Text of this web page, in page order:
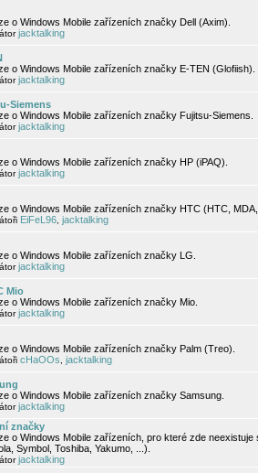
o Windows Mobile zařízeních značky Dell (Axim).
jacktalking
o Windows Mobile zařízeních značky E-TEN (Glofiish).
jacktalking
Siemens
o Windows Mobile zařízeních značky Fujitsu-Siemens.
jacktalking
o Windows Mobile zařízeních značky HP (iPAQ).
jacktalking
o Windows Mobile zařízeních značky HTC (HTC,
EiFeL96 jacktalking
o Windows Mobile zařízeních značky LG.
jacktalking
Mio
o Windows Mobile zařízeních značky Mio.
jacktalking
o Windows Mobile zařízeních značky Palm (Treo).
cHaOOs jacktalking
o Windows Mobile zařízeních značky Samsung.
jacktalking
značky
o Windows Mobile zařízeních, pro které zde neexistuje
Symbol, Toshiba, Yakumo, ...).
jacktalking